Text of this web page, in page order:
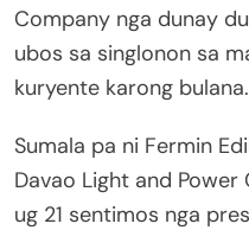
Company nga dunay
ubos sa singlonon sa
kuryente karong bulana.
Sumala pa ni Fermin
Davao Light and
ug 21 sentimos nga